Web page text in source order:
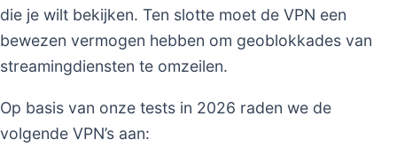
die je wilt bekijken. Ten slotte moet de VPN een
bewezen vermogen hebben om geoblokkades van
streamingdiensten te omzeilen.
Op basis van onze tests in 2026 raden we de
volgende VPN’s aan: